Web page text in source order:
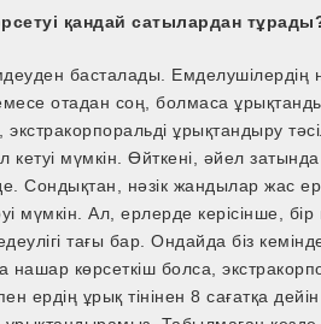
қандай сатылардан
емдеуден басталады. Емделушілердің
отадан соң, болмаса
ұрықтандыру
мүмкін. Өйткені, әйел затында
Сондықтан, нәзік жандылар жас
мүмкін. Ал, ерлерде керісінше, бір
тағы бар. Ондайда біз
көрсеткіш болса,
ердің ұрық тінінен 8 сағатқа